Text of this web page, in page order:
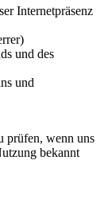
Internetpräsenz
und des
und
prüfen, wenn uns
bekannt